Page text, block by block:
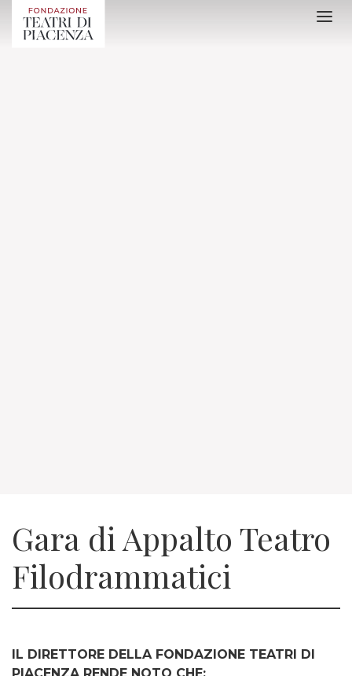
Gara di Appalto Teatro
Filodrammatici
IL DIRETTORE DELLA FONDAZIONE TEATRI DI
PIACENZA RENDE NOTO CHE: